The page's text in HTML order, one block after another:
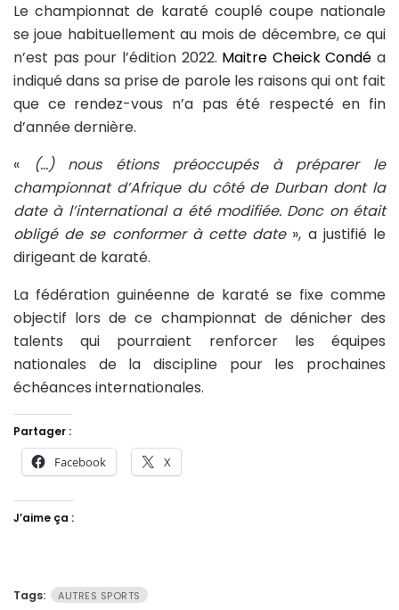
Le championnat de karaté couplé coupe nationale
se joue habituellement au mois de décembre, ce qui
n’est pas pour l’édition 2022. Maitre Cheick Condé a
indiqué dans sa prise de parole les raisons qui ont fait
que ce rendez-vous n’a pas été respecté en fin
d’année dernière.
« (…) nous étions préoccupés à préparer le
championnat d’Afrique du côté de Durban dont la
date à l’international a été modifiée. Donc on était
obligé de se conformer à cette date», a justifié le
dirigeant de karaté.
La fédération guinéenne de karaté se fixe comme
objectif lors de ce championnat de dénicher des
talents qui pourraient renforcer les équipes
nationales de la discipline pour les prochaines
échéances internationales.
Partager :
Facebook X
J’aime ça :
Tags: AUTRES SPORTS